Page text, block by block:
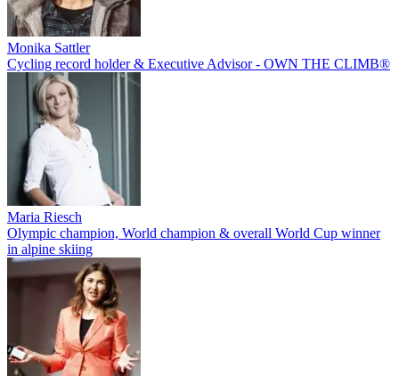
Monika Sattler
Cycling record holder & Executive Advisor - OWN THE CLIMB®
Maria Riesch
Olympic champion, World champion & overall World Cup winner
in alpine skiing